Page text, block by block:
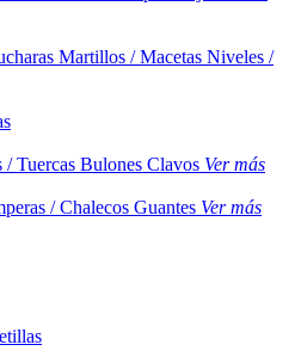
Martillos / Macetas Niveles /
/ Tuercas Bulones Clavos Ver más
/ Chalecos Guantes Ver más